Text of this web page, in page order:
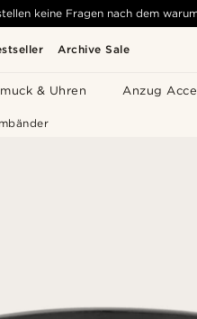
Archive Sale
& Uhren Anzug
keine Fragen nach dem